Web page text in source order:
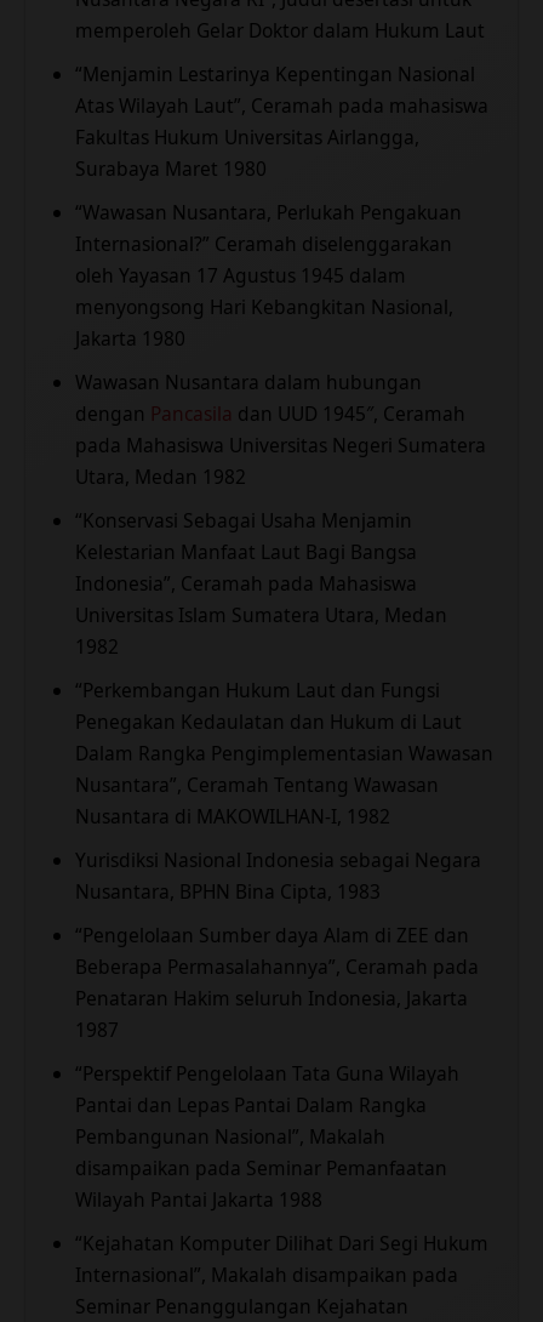
memperoleh Gelar Doktor dalam Hukum Laut
“Menjamin Lestarinya Kepentingan Nasional
Atas Wilayah Laut”, Ceramah pada mahasiswa
Fakultas Hukum Universitas Airlangga,
Surabaya Maret 1980
“Wawasan Nusantara, Perlukah Pengakuan
Internasional?” Ceramah diselenggarakan
oleh Yayasan 17 Agustus 1945 dalam
menyongsong Hari Kebangkitan Nasional,
Jakarta 1980
Wawasan Nusantara dalam hubungan
dengan Pancasila dan UUD 1945″, Ceramah
pada Mahasiswa Universitas Negeri Sumatera
Utara, Medan 1982
“Konservasi Sebagai Usaha Menjamin
Kelestarian Manfaat Laut Bagi Bangsa
Indonesia”, Ceramah pada Mahasiswa
Universitas Islam Sumatera Utara, Medan
1982
“Perkembangan Hukum Laut dan Fungsi
Penegakan Kedaulatan dan Hukum di Laut
Dalam Rangka Pengimplementasian Wawasan
Nusantara”, Ceramah Tentang Wawasan
Nusantara di MAKOWILHAN-I, 1982
Yurisdiksi Nasional Indonesia sebagai Negara
Nusantara, BPHN Bina Cipta, 1983
“Pengelolaan Sumber daya Alam di ZEE dan
Beberapa Permasalahannya”, Ceramah pada
Penataran Hakim seluruh Indonesia, Jakarta
1987
“Perspektif Pengelolaan Tata Guna Wilayah
Pantai dan Lepas Pantai Dalam Rangka
Pembangunan Nasional”, Makalah
disampaikan pada Seminar Pemanfaatan
Wilayah Pantai Jakarta 1988
“Kejahatan Komputer Dilihat Dari Segi Hukum
Internasional”, Makalah disampaikan pada
Seminar Penanggulangan Kejahatan